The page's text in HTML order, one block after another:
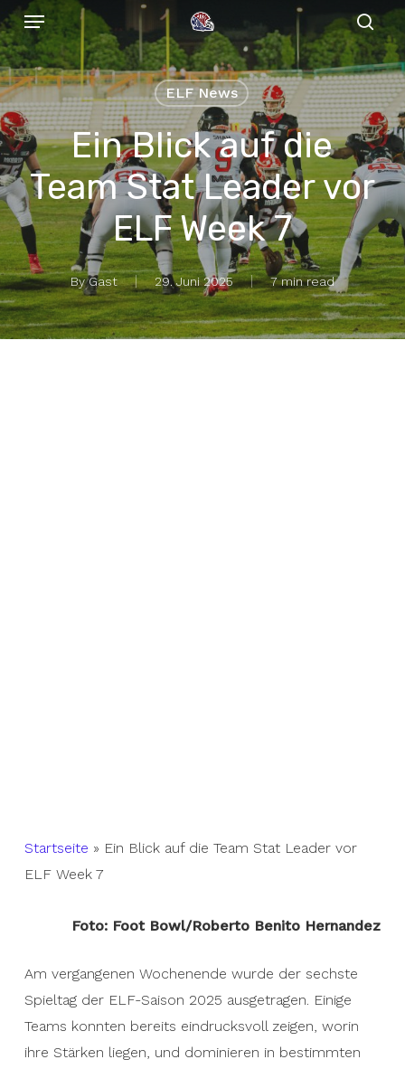
Skip
to
main
content
Menu
ELF News
Ein Blick auf die
Team Stat Leader vor
ELF Week 7
By Gast 29. Juni 2025 7 min read
Startseite » Ein Blick auf die Team Stat Leader vor
ELF Week 7
Foto: Foot Bowl/Roberto Benito Hernandez
Am vergangenen Wochenende wurde der sechste
Spieltag der ELF-Saison 2025 ausgetragen. Einige
Teams konnten bereits eindrucksvoll zeigen, worin
ihre Stärken liegen, und dominieren in bestimmten